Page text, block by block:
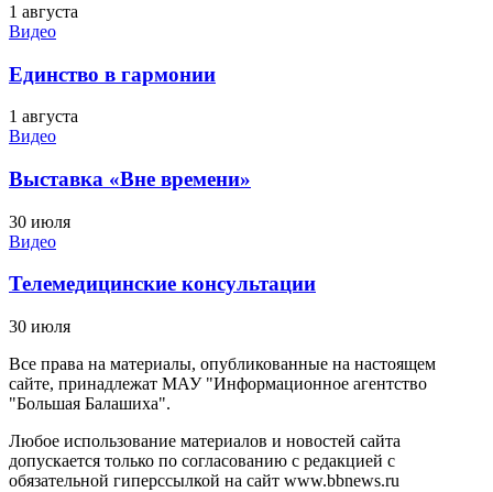
1 августа
Видео
Единство в гармонии
1 августа
Видео
Выставка «Вне времени»
30 июля
Видео
Телемедицинские консультации
30 июля
Все права на материалы, опубликованные на настоящем
сайте, принадлежат МАУ "Информационное агентство
"Большая Балашиха".
Любое использование материалов и новостей сайта
допускается только по согласованию с редакцией с
обязательной гиперссылкой на сайт www.bbnews.ru